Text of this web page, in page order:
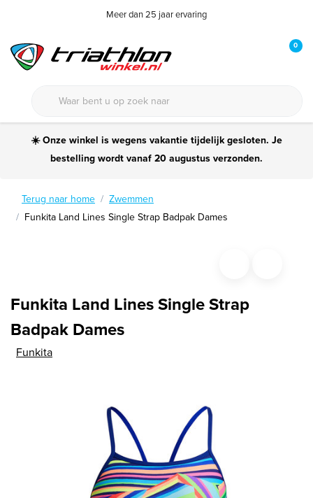
Meer dan 25 jaar ervaring
0
☀️ Onze winkel is wegens vakantie tijdelijk gesloten. Je
bestelling wordt vanaf 20 augustus verzonden.
Terug naar home
Zwemmen
Funkita Land Lines Single Strap Badpak Dames
Funkita Land Lines Single Strap
Badpak Dames
Funkita